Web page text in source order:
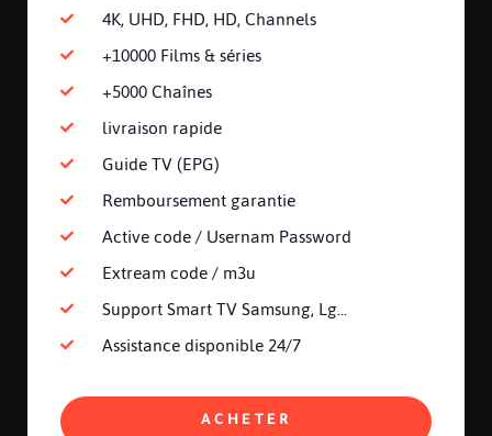
4K, UHD, FHD, HD, Channels
+10000 Films & séries
+5000 Chaînes
livraison rapide
Guide TV (EPG)
Remboursement garantie
Active code / Usernam Password
Extream code / m3u
Support Smart TV Samsung, Lg...
Assistance disponible 24/7
ACHETER